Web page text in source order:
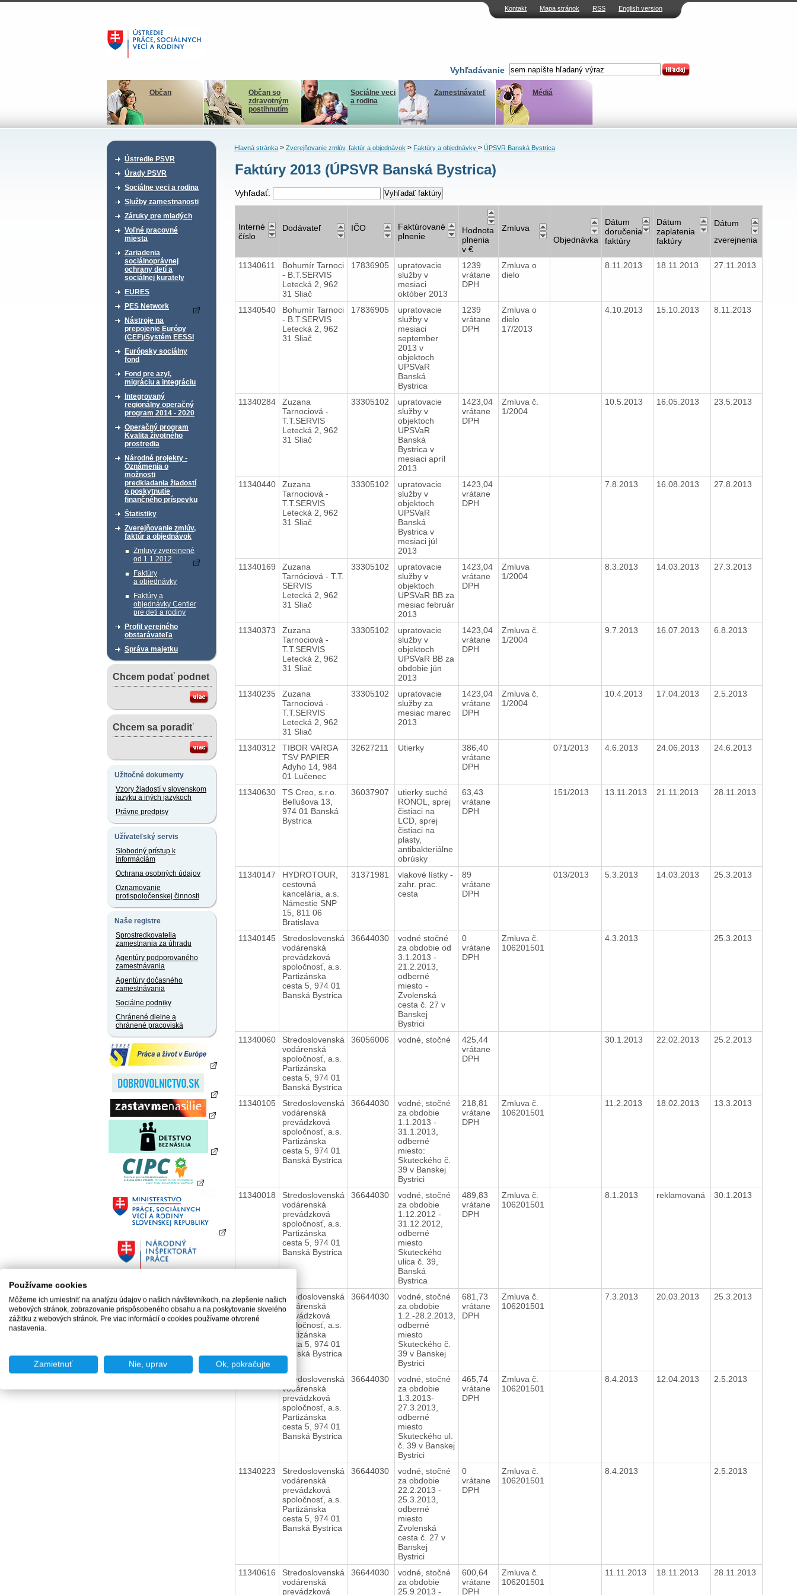
Kontakt Mapa stránok RSS English version
Vyhľadávanie
Občan
Občan so
zdravotným
postihnutím
Sociálne veci
a rodina
Zamestnávateľ Médiá
Ústredie PSVR
Úrady PSVR
Sociálne veci a rodina
Služby zamestnanosti
Záruky pre mladých
Voľné pracovné
miesta
Zariadenia
sociálnoprávnej
ochrany detí a
sociálnej kurately
EURES
PES Network
Nástroje na
prepojenie Európy
(CEF)/Systém EESSI
Európsky sociálny
fond
Fond pre azyl,
migráciu a integráciu
Integrovaný
regionálny operačný
program 2014 - 2020
Operačný program
Kvalita životného
prostredia
Národné projekty -
Oznámenia o
možnosti
predkladania žiadostí
o poskytnutie
finančného príspevku
Štatistiky
Zverejňovanie zmlúv,
faktúr a objednávok
Zmluvy zverejnené
od 1.1.2012
Faktúry
a objednávky
Faktúry a
objednávky Centier
pre deti a rodiny
Profil verejného
obstarávateľa
Správa majetku
Chcem podať podnet
Chcem sa poradiť
Užitočné dokumenty
Vzory žiadostí v slovenskom
jazyku a iných jazykoch
Právne predpisy
Užívateľský servis
Slobodný prístup k
informáciám
Ochrana osobných údajov
Oznamovanie
protispoločenskej činnosti
Naše registre
Sprostredkovatelia
zamestnania za úhradu
Agentúry podporovaného
zamestnávania
Agentúry dočasného
zamestnávania
Sociálne podniky
Chránené dielne a
chránené pracoviská
Hlavná stránka> Zverejňovanie zmlúv, faktúr a objednávok> Faktúry a objednávky > ÚPSVR Banská Bystrica
Faktúry 2013 (ÚPSVR Banská Bystrica)
Vyhľadať:
Interné
číslo
Dodávateľ IČO
Faktúrované
plnenie
Hodnota
plnenia
v €
Zmluva
Objednávka
Dátum
doručenia
faktúry
Dátum
zaplatenia
faktúry
Dátum
zverejnenia
11340611
Bohumír Tarnoci
- B.T.SERVIS
Letecká 2, 962
31 Sliač
17836905
upratovacie
služby v
mesiaci
október 2013
1239
vrátane
DPH
Zmluva o
dielo
8.11.2013 18.11.2013 27.11.2013
11340540
Bohumír Tarnoci
- B.T.SERVIS
Letecká 2, 962
31 Sliač
17836905
upratovacie
služby v
mesiaci
september
2013 v
objektoch
UPSVaR
Banská
Bystrica
1239
vrátane
DPH
Zmluva o
dielo
17/2013
4.10.2013 15.10.2013 8.11.2013
11340284
Zuzana
Tarnociová -
T.T.SERVIS
Letecká 2, 962
31 Sliač
33305102
upratovacie
služby v
objektoch
UPSVaR
Banská
Bystrica v
mesiaci apríl
2013
1423,04
vrátane
DPH
Zmluva č.
1/2004
10.5.2013 16.05.2013 23.5.2013
11340440
Zuzana
Tarnociová -
T.T.SERVIS
Letecká 2, 962
31 Sliač
33305102
upratovacie
služby v
objektoch
UPSVaR
Banská
Bystrica v
mesiaci júl
2013
1423,04
vrátane
DPH
7.8.2013 16.08.2013 27.8.2013
11340169
Zuzana
Tarnóciová - T.T.
SERVIS
Letecká 2, 962
31 Sliač
33305102
upratovacie
služby v
objektoch
UPSVaR BB za
mesiac február
2013
1423,04
vrátane
DPH
Zmluva
1/2004
8.3.2013 14.03.2013 27.3.2013
11340373
Zuzana
Tarnociová -
T.T.SERVIS
Letecká 2, 962
31 Sliač
33305102
upratovacie
služby v
objektoch
UPSVaR BB za
obdobie jún
2013
1423,04
vrátane
DPH
Zmluva č.
1/2004
9.7.2013 16.07.2013 6.8.2013
11340235
Zuzana
Tarnociová -
T.T.SERVIS
Letecká 2, 962
31 Sliač
33305102
upratovacie
služby za
mesiac marec
2013
1423,04
vrátane
DPH
Zmluva č.
1/2004
10.4.2013 17.04.2013 2.5.2013
11340312
TIBOR VARGA
TSV PAPIER
Adyho 14, 984
01 Lučenec
32627211 Utierky
386,40
vrátane
DPH
071/2013 4.6.2013 24.06.2013 24.6.2013
11340630
TS Creo, s.r.o.
Bellušova 13,
974 01 Banská
Bystrica
36037907
utierky suché
RONOL, sprej
čistiaci na
LCD, sprej
čistiaci na
plasty,
antibakteriálne
obrúsky
63,43
vrátane
DPH
151/2013 13.11.2013 21.11.2013 28.11.2013
11340147
HYDROTOUR,
cestovná
kancelária, a.s.
Námestie SNP
15, 811 06
Bratislava
31371981
vlakové lístky -
zahr. prac.
cesta
89
vrátane
DPH
013/2013 5.3.2013 14.03.2013 25.3.2013
11340145
Stredoslovenská
vodárenská
prevádzková
spoločnosť, a.s.
Partizánska
cesta 5, 974 01
Banská Bystrica
36644030
vodné stočné
za obdobie od
3.1.2013 -
21.2.2013,
odberné
miesto -
Zvolenská
cesta č. 27 v
Banskej
Bystrici
0
vrátane
DPH
Zmluva č.
106201501
4.3.2013 25.3.2013
11340060
Stredoslovenská
vodárenská
spoločnosť, a.s.
Partizánska
cesta 5, 974 01
Banská Bystrica
36056006 vodné, stočné
425,44
vrátane
DPH
30.1.2013 22.02.2013 25.2.2013
11340105
Stredoslovenská
vodárenská
prevádzková
spoločnosť, a.s.
Partizánska
cesta 5, 974 01
Banská Bystrica
36644030
vodné, stočné
za obdobie
1.1.2013 -
31.1.2013,
odberné
miesto:
Skuteckého č.
39 v Banskej
Bystrici
218,81
vrátane
DPH
Zmluva č.
106201501
11.2.2013 18.02.2013 13.3.2013
11340018
Stredoslovenská
vodárenská
prevádzková
spoločnosť, a.s.
Partizánska
cesta 5, 974 01
Banská Bystrica
36644030
vodné, stočné
za obdobie
1.12.2012 -
31.12.2012,
odberné
miesto
Skuteckého
ulica č. 39,
Banská
Bystrica
489,83
vrátane
DPH
Zmluva č.
106201501
8.1.2013 reklamovaná 30.1.2013
11340157
Stredoslovenská
vodárenská
prevádzková
spoločnosť, a.s.
Partizánska
cesta 5, 974 01
Banská Bystrica
36644030
vodné, stočné
za obdobie
1.2.-28.2.2013,
odberné
miesto
Skuteckého č.
39 v Banskej
Bystrici
681,73
vrátane
DPH
Zmluva č.
106201501
7.3.2013 20.03.2013 25.3.2013
Stredoslovenská
vodárenská
prevádzková
spoločnosť, a.s.
Partizánska
cesta 5, 974 01
Banská Bystrica
36644030
vodné, stočné
za obdobie
1.3.2013-
27.3.2013,
odberné
miesto
Skuteckého ul.
č. 39 v Banskej
Bystrici
465,74
vrátane
DPH
Zmluva č.
106201501
8.4.2013 12.04.2013 2.5.2013
11340223
Stredoslovenská
vodárenská
prevádzková
spoločnosť, a.s.
Partizánska
cesta 5, 974 01
Banská Bystrica
36644030
vodné, stočné
za obdobie
22.2.2013 -
25.3.2013,
odberné
miesto
Zvolenská
cesta č. 27 v
Banskej
Bystrici
0
vrátane
DPH
Zmluva č.
106201501
8.4.2013 2.5.2013
11340616
Stredoslovenská
vodárenská
prevádzková
36644030
vodné, stočné
za obdobie
25.9.2013 -
600,64
vrátane
DPH
Zmluva č.
106201501
11.11.2013 18.11.2013 28.11.2013
Používame cookies
Môžeme ich umiestniť na analýzu údajov o našich návštevníkoch, na zlepšenie našich
webových stránok, zobrazovanie prispôsobeného obsahu a na poskytovanie skvelého
zážitku z webových stránok. Pre viac informácií o cookies používame otvorené
nastavenia.
Zamietnuť Nie, uprav Ok, pokračujte